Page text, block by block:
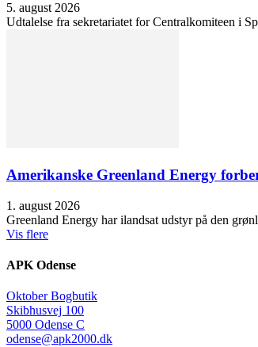
5. august 2026
Udtalelse fra sekretariatet for Centralkomiteen i
Amerikanske Greenland Energy
1. august 2026
Greenland Energy har ilandsat udstyr på den
Vis flere
APK Odense
Oktober Bogbutik
Skibhusvej 100
5000 Odense C
odense@apk2000.dk